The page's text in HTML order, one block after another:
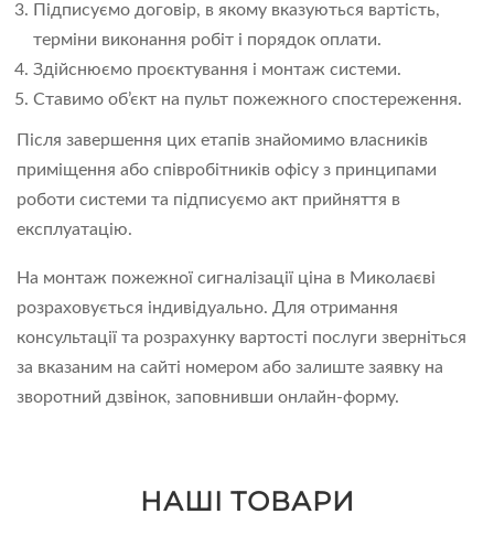
Підписуємо договір, в якому вказуються вартість,
терміни виконання робіт і порядок оплати.
Здійснюємо проєктування і монтаж системи.
Ставимо об’єкт на пульт пожежного спостереження.
Після завершення цих етапів знайомимо власників
приміщення або співробітників офісу з принципами
роботи системи та підписуємо акт прийняття в
експлуатацію.
На монтаж пожежної сигналізації ціна в Миколаєві
розраховується індивідуально. Для отримання
консультації та розрахунку вартості послуги зверніться
за вказаним на сайті номером або залиште заявку на
зворотний дзвінок, заповнивши онлайн-форму.
НАШІ ТОВАРИ